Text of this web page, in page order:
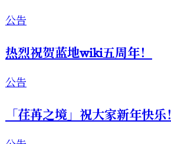
公告
热烈祝贺蓝地wiki五周年！
公告
「荏苒之境」祝大家新年快乐！